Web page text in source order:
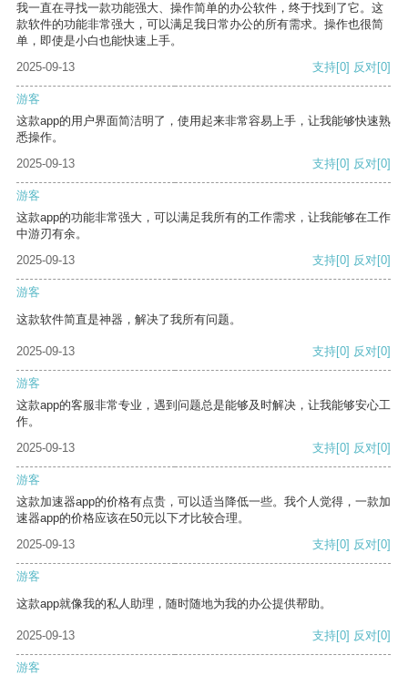
我一直在寻找一款功能强大、操作简单的办公软件，终于找到了它。这
款软件的功能非常强大，可以满足我日常办公的所有需求。操作也很简
单，即使是小白也能快速上手。
2025-09-13
支持[0] 反对[0]
游客
这款app的用户界面简洁明了，使用起来非常容易上手，让我能够快速熟
悉操作。
2025-09-13
支持[0] 反对[0]
游客
这款app的功能非常强大，可以满足我所有的工作需求，让我能够在工作
中游刃有余。
2025-09-13
支持[0] 反对[0]
游客
这款软件简直是神器，解决了我所有问题。
2025-09-13 支持[0] 反对[0]
游客
这款app的客服非常专业，遇到问题总是能够及时解决，让我能够安心工
作。
2025-09-13
支持[0] 反对[0]
游客
这款加速器app的价格有点贵，可以适当降低一些。我个人觉得，一款加
速器app的价格应该在50元以下才比较合理。
2025-09-13
支持[0] 反对[0]
游客
这款app就像我的私人助理，随时随地为我的办公提供帮助。
2025-09-13 支持[0] 反对[0]
游客